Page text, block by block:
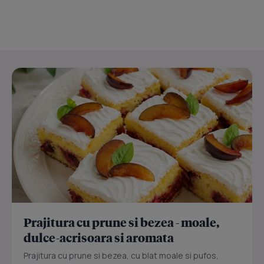
Prajitura cu prune si bezea - moale,
dulce-acrisoara si aromata
Prajitura cu prune si bezea, cu blat moale si pufos,